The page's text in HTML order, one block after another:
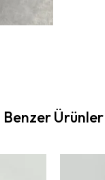
Benzer Ürünler